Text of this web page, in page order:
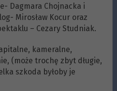
Dagmara Chojnacka i
Mirosław Kocur oraz
– Cezary Studniak.
kameralne,
(może trochę zbyt długie,
szkoda byłoby je